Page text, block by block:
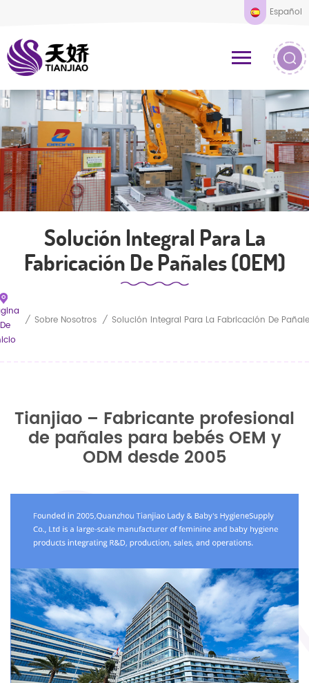
Español
Solución Integral Para La
Fabricación De Pañales (OEM)
De
/ Sobre Nosotros /
Tianjiao – Fabricante profesional
de pañales para bebés OEM y
ODM desde 2005